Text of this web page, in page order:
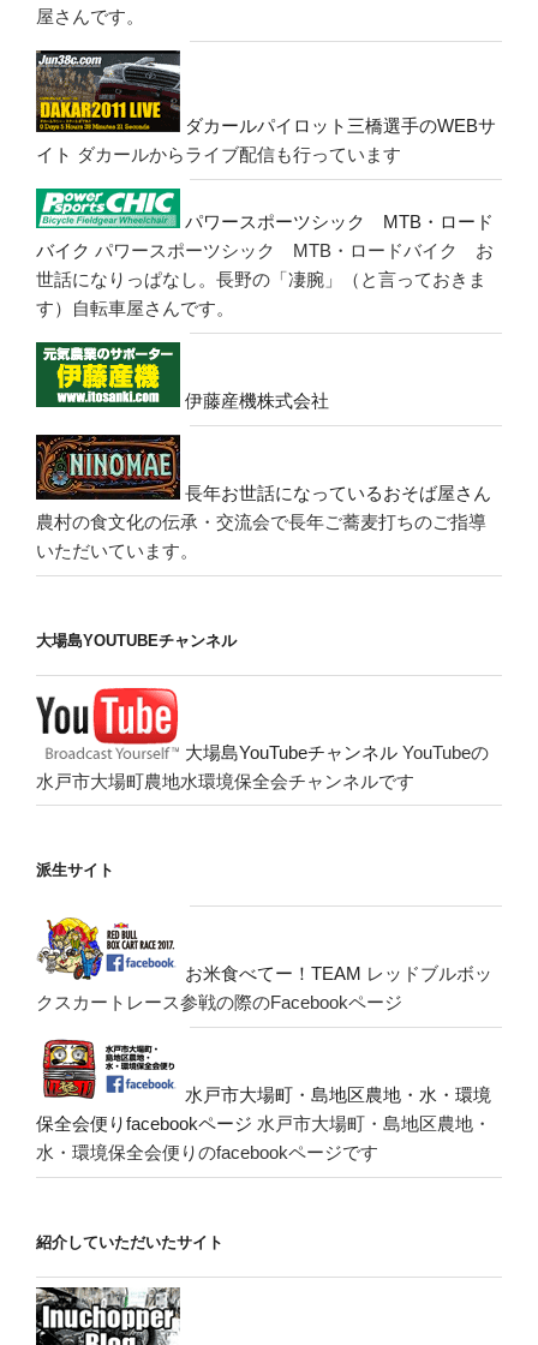
屋さんです。
ダカールパイロット三橋選手のWEBサ
イト ダカールからライブ配信も行っています
パワースポーツシック MTB・ロード
バイク パワースポーツシック MTB・ロードバイク お
世話になりっぱなし。長野の「凄腕」（と言っておきま
す）自転車屋さんです。
伊藤産機株式会社
長年お世話になっているおそば屋さん
農村の食文化の伝承・交流会で長年ご蕎麦打ちのご指導
いただいています。
大場島YOUTUBEチャンネル
大場島YouTubeチャンネル YouTubeの
水戸市大場町農地水環境保全会チャンネルです
派生サイト
お米食べてー！TEAM レッドブルボッ
クスカートレース参戦の際のFacebookページ
水戸市大場町・島地区農地・水・環境
保全会便りfacebookページ 水戸市大場町・島地区農地・
水・環境保全会便りのfacebookページです
紹介していただいたサイト